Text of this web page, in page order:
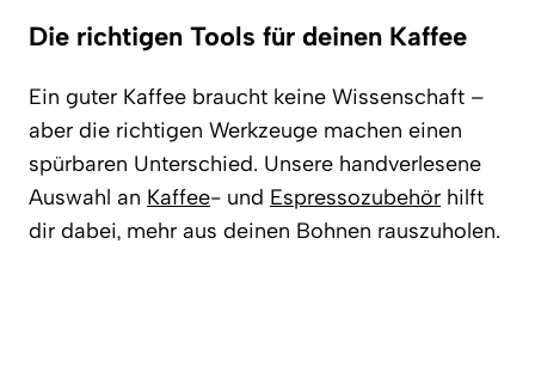
Die richtigen Tools für deinen Kaffee
Ein guter Kaffee braucht keine Wissenschaft –
aber die richtigen Werkzeuge machen einen
spürbaren Unterschied. Unsere handverlesene
Auswahl an Kaffee- und Espressozubehör hilft
dir dabei, mehr aus deinen Bohnen rauszuholen.